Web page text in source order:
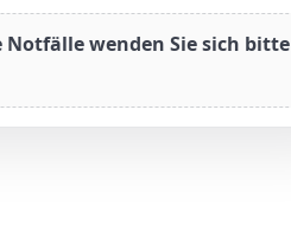
wenden Sie sich bitte